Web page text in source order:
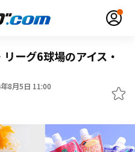
ーグ6球場のアイス・
8月5日 11:00